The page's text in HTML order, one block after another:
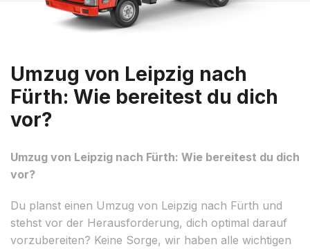
Umzug von Leipzig nach
Fürth: Wie bereitest du dich
vor?
Umzug von Leipzig nach Fürth: Wie bereitest du dich
vor?
Du planst einen Umzug von Leipzig nach Fürth und
stehst vor der Herausforderung, dich optimal darauf
vorzubereiten? Keine Sorge, wir haben alle wichtigen